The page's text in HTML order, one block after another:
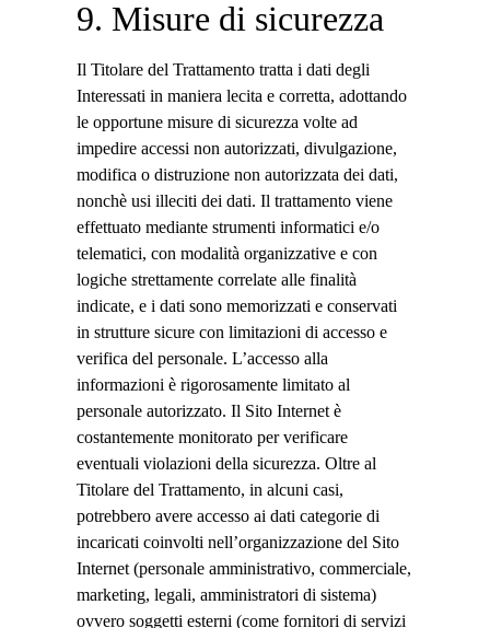
9. Misure di sicurezza
Il Titolare del Trattamento tratta i dati degli
Interessati in maniera lecita e corretta, adottando
le opportune misure di sicurezza volte ad
impedire accessi non autorizzati, divulgazione,
modifica o distruzione non autorizzata dei dati,
nonchè usi illeciti dei dati. Il trattamento viene
effettuato mediante strumenti informatici e/o
telematici, con modalità organizzative e con
logiche strettamente correlate alle finalità
indicate, e i dati sono memorizzati e conservati
in strutture sicure con limitazioni di accesso e
verifica del personale. L’accesso alla
informazioni è rigorosamente limitato al
personale autorizzato. Il Sito Internet è
costantemente monitorato per verificare
eventuali violazioni della sicurezza. Oltre al
Titolare del Trattamento, in alcuni casi,
potrebbero avere accesso ai dati categorie di
incaricati coinvolti nell’organizzazione del Sito
Internet (personale amministrativo, commerciale,
marketing, legali, amministratori di sistema)
ovvero soggetti esterni (come fornitori di servizi